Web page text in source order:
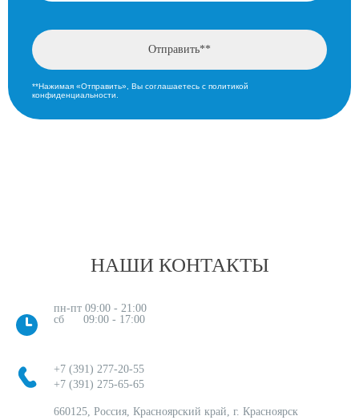
**Нажимая «Отправить», Вы соглашаетесь с политикой
конфиденциальности.
НАШИ КОНТАКТЫ
пн-пт 09:00 - 21:00
сб 09:00 - 17:00
+7 (391) 277-20-55
+7 (391) 275-65-65
660125, Россия, Красноярский край, г. Красноярск